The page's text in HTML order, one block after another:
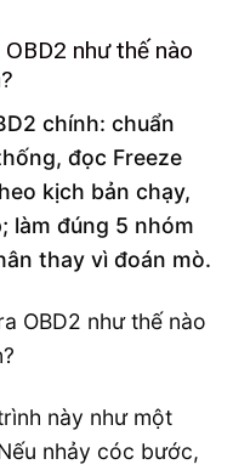
như thế nào
chính: chuẩn
đọc Freeze
kịch bản chạy,
làm đúng 5 nhóm
thay vì đoán mò.
này như một
nhảy cóc bước,